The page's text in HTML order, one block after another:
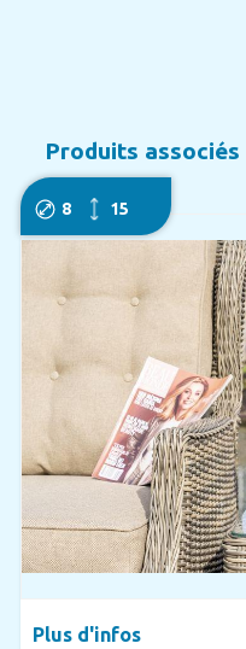
Produits associés
8 15
Plus d'infos